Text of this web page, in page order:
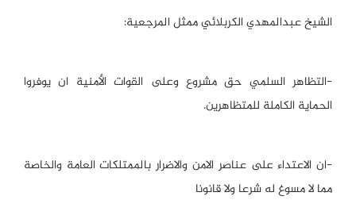
الشيخ عبدالمهدي الكربلائي ممثل المرجعية:
-التظاهر السلمي حق مشروع وعلى القوات الأمنية ان يوفروا
الحماية الكاملة للمتظاهرين.
-ان الاعتداء على عناصر الامن والاضرار بالممتلكات العامة والخاصة
مما لا مسوغ له شرعا ولا قانونا